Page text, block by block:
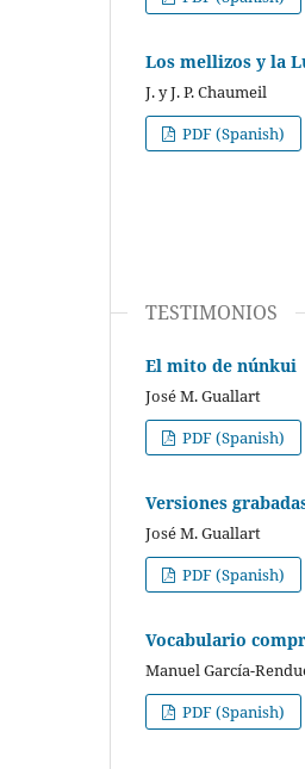
Los mellizos y la
J. y J. P. Chaumeil
PDF (Spanish)
TESTIMONIOS
El mito de núnkui
José M. Guallart
PDF (Spanish)
Versiones
José M. Guallart
PDF (Spanish)
Vocabulario
Manuel García-
PDF (Spanish)